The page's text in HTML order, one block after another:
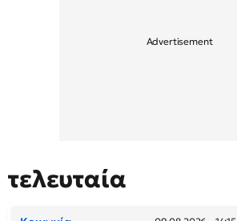
τελευταία